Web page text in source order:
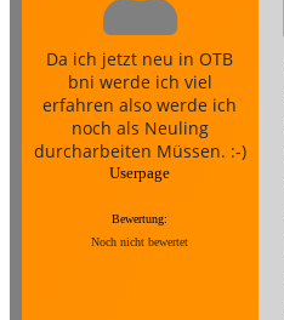
Da ich jetzt neu in OTB
bni werde ich viel
erfahren also werde ich
noch als Neuling
durcharbeiten Müssen. :-)
Userpage
Bewertung:
Noch nicht bewertet